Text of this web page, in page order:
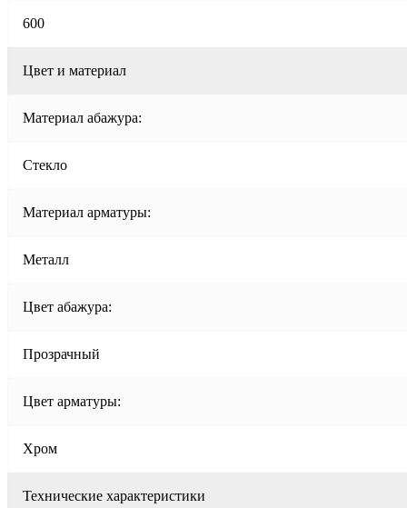
600
Цвет и материал
Материал абажура:
Стекло
Материал арматуры:
Металл
Цвет абажура:
Прозрачный
Цвет арматуры:
Хром
Технические характеристики